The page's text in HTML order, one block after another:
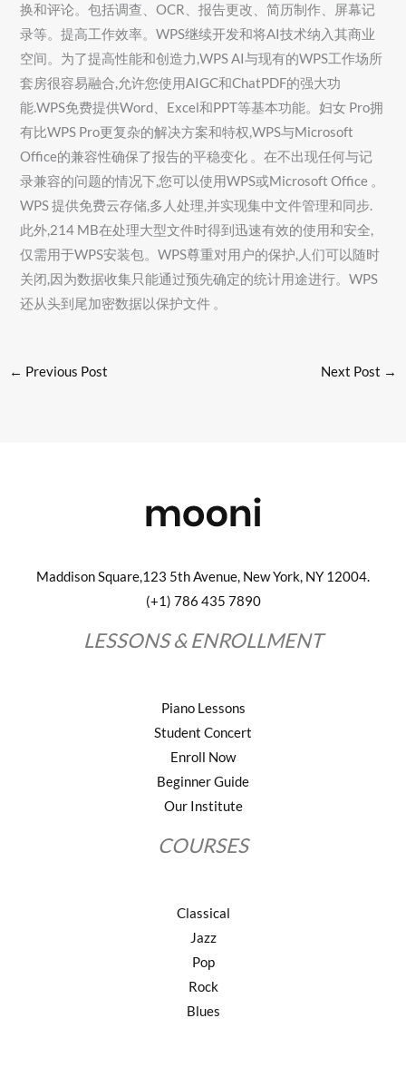
换和评论。包括调查、OCR、报告更改、简历制作、屏幕记
录等。提高工作效率。WPS继续开发和将AI技术纳入其商业
空间。为了提高性能和创造力,WPS AI与现有的WPS工作场所
套房很容易融合,允许您使用AIGC和ChatPDF的强大功
能.WPS免费提供Word、Excel和PPT等基本功能。妇女 Pro拥
有比WPS Pro更复杂的解决方案和特权,WPS与Microsoft
Office的兼容性确保了报告的平稳变化 。在不出现任何与记
录兼容的问题的情况下,您可以使用WPS或Microsoft Office 。
WPS 提供免费云存储,多人处理,并实现集中文件管理和同步.
此外,214 MB在处理大型文件时得到迅速有效的使用和安全,
仅需用于WPS安装包。WPS尊重对用户的保护,人们可以随时
关闭,因为数据收集只能通过预先确定的统计用途进行。WPS
还从头到尾加密数据以保护文件 。
← Previous Post Next Post →
Maddison Square,123 5th Avenue, New York, NY 12004.
(+1) 786 435 7890
LESSONS & ENROLLMENT
Piano Lessons
Student Concert
Enroll Now
Beginner Guide
Our Institute
COURSES
Classical
Jazz
Pop
Rock
Blues